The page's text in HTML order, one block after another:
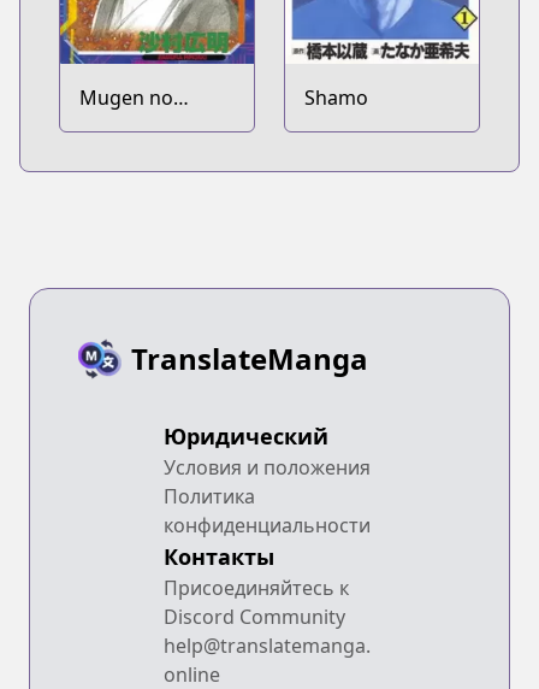
Mugen no
Juunin
Shamo
TranslateManga
Юридический
Условия и положения
Политика
конфиденциальности
Контакты
Присоединяйтесь к
Discord Community
help@translatemanga.
online